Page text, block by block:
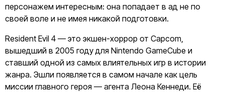
персонажем интересным: она попадает в ад не по
своей воле и не имея никакой подготовки.
Resident Evil 4 — это экшен-хоррор от Capcom,
вышедший в 2005 году для Nintendo GameCube и
ставший одной из самых влиятельных игр в истории
жанра. Эшли появляется в самом начале как цель
миссии главного героя — агента Леона Кеннеди. Её